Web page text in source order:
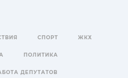
СПОРТ ЖКХ
ПОЛИТИКА
ДЕПУТАТОВ